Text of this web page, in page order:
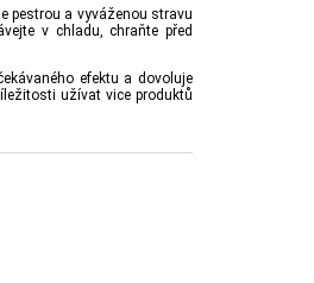
pestrou a vyváženou stravu
v chladu, chraňte před
efektu a dovoluje
užívat vice produktů